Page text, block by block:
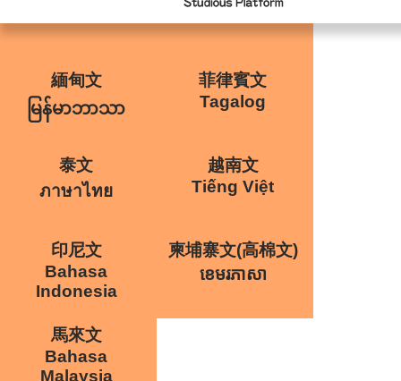
緬甸文
မြန်မာဘာသာ
菲律賓文
Tagalog
泰文
ภาษาไทย
越南文
Tiếng Việt
印尼文
Bahasa
Indonesia
柬埔寨文(高棉文)
ខេមរភាសា
馬來文
Bahasa
Malaysia